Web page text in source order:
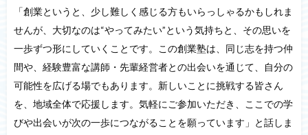
「創業というと、少し難しく感じる方もいらっしゃるかもしれま
せんが、大切なのは“やってみたい”という気持ちと、その思いを
一歩ずつ形にしていくことです。この創業塾は、同じ志を持つ仲
間や、経験豊富な講師・先輩経営者との出会いを通じて、自分の
可能性を広げる場でもあります。新しいことに挑戦する皆さん
を、地域全体で応援します。気軽にご参加いただき、ここでの学
びや出会いが次の一歩につながることを願っています」と話しま